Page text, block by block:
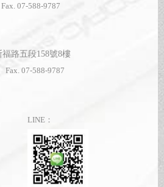
07-588-9787
路五段158號8樓
07-588-9787
LINE：